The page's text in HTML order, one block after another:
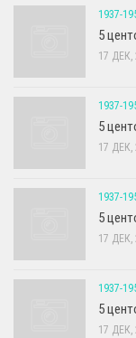
1937-
5
17 ДЕК,
1937-
5
17 ДЕК,
1937-
5
17 ДЕК,
1937-
5
17 ДЕК,